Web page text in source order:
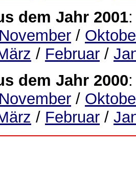
dem Jahr 2001:
November /
/ Februar /
dem Jahr 2000:
November /
/ Februar /